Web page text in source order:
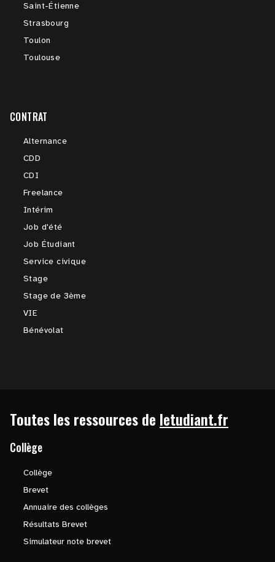
Saint-Étienne
Strasbourg
Toulon
Toulouse
CONTRAT
Alternance
CDD
CDI
Freelance
Intérim
Job d'été
Job Étudiant
Service civique
Stage
Stage de 3ème
VIE
Bénévolat
Toutes les ressources de letudiant.fr
Collège
Collège
Brevet
Annuaire des collèges
Résultats Brevet
Simulateur note brevet